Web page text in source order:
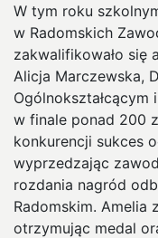
W tym roku
w Radomskich
zakwalifikowało się
Alicja Marczewska,
Ogólnokształcącym
w finale ponad 200
konkurencji sukces
wyprzedzając
rozdania nagród
Radomskim. Amelia
otrzymując medal